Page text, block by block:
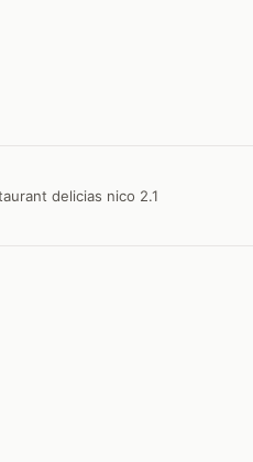
delicias nico 2.1